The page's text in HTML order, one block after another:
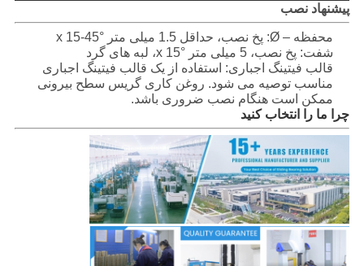
پیشنهاد نصب
محفظه – Ø: پخ نصب، حداقل 1.5 میلی متر x 15-45°
شفت: پخ نصب، 5 میلی متر x 15°، لبه های گرد
قالب فیتینگ اجباری: استفاده از یک قالب فیتینگ اجباری
مناسب توصیه می شود. روغن کاری گریس سطح بیرونی
ممکن است هنگام نصب ضروری باشد.
چرا ما را انتخاب کنید